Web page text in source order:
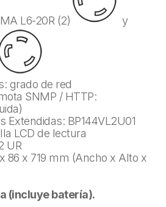
L6-20R (2) y
grado de red
SNMP / HTTP:
Extendidas: BP144VL2U01
LCD de lectura
UR
86 x 719 mm (Ancho x Alto x
(incluye batería).